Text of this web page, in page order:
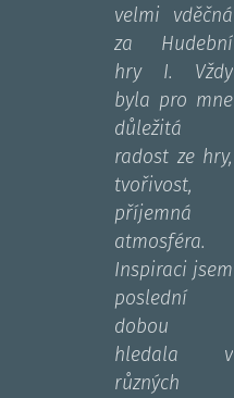
velmi vděčná
za Hudební
hry I. Vždy
byla pro mne
důležitá
radost ze hry,
tvořivost,
příjemná
atmosféra.
Inspiraci jsem
poslední
dobou
hledala v
různých